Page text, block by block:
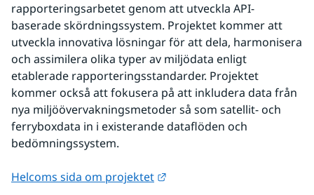
rapporteringsarbetet genom att utveckla API-
baserade skördningssystem. Projektet kommer att
utveckla innovativa lösningar för att dela, harmonisera
och assimilera olika typer av miljödata enligt
etablerade rapporteringsstandarder. Projektet
kommer också att fokusera på att inkludera data från
nya miljöövervakningsmetoder så som satellit- och
ferryboxdata in i existerande dataflöden och
bedömningssystem.
Helcoms sida om projektet